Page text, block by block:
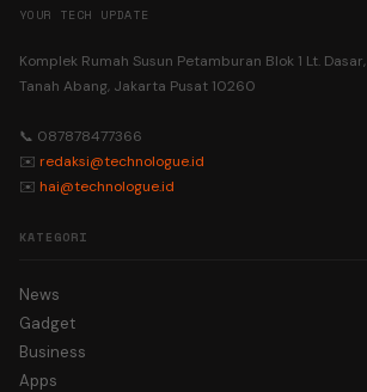
YOUR TECH UPDATE
Komplek Rumah Susun Petamburan Blok 1 Lt. Dasar,
Tanah Abang, Jakarta Pusat 10260
📞 087878477366
✉️ redaksi@technologue.id
✉️ hai@technologue.id
KATEGORI
News
Gadget
Business
Apps